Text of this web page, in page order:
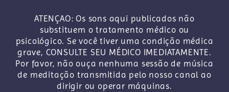
ATENÇAO: Os sons aqui publicados não
substituem o tratamento médico ou
psicológico. Se você tiver uma condição médica
grave, CONSULTE SEU MÉDICO IMEDIATAMENTE.
Por favor, não ouça nenhuma sessão de música
de meditação transmitida pelo nosso canal ao
dirigir ou operar máquinas.